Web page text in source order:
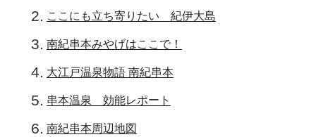
ここにも立ち寄りたい 紀伊大島
南紀串本みやげはここで！
大江戸温泉物語 南紀串本
串本温泉 効能レポート
南紀串本周辺地図